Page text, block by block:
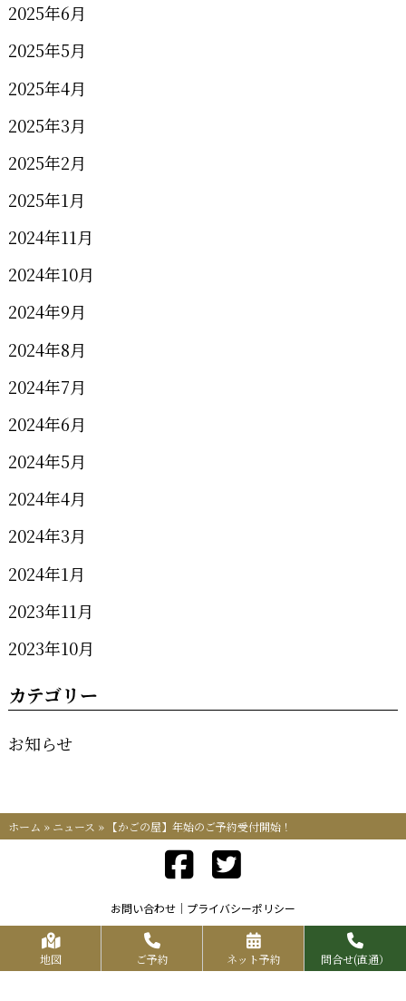
2025年6月
2025年5月
2025年4月
2025年3月
2025年2月
2025年1月
2024年11月
2024年10月
2024年9月
2024年8月
2024年7月
2024年6月
2024年5月
2024年4月
2024年3月
2024年1月
2023年11月
2023年10月
カテゴリー
お知らせ
ホーム » ニュース » 【かごの屋】年始のご予約受付開始！
お問い合わせ プライバシーポリシー
Copyrights KR FOOD SERVICE All Rights Reserved.
地図 ご予約 ネット予約 問合せ(直通）